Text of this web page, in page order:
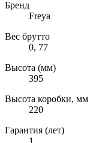
Бренд
Freya
Вес брутто
0, 77
Высота (мм)
395
Высота коробки, мм
220
Гарантия (лет)
1